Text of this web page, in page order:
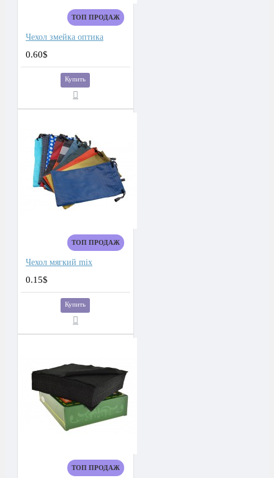
ТОП ПРОДАЖ
Чехол змейка оптика
0.60$
Купить
ТОП ПРОДАЖ
Чехол мягкий mix
0.15$
Купить
ТОП ПРОДАЖ